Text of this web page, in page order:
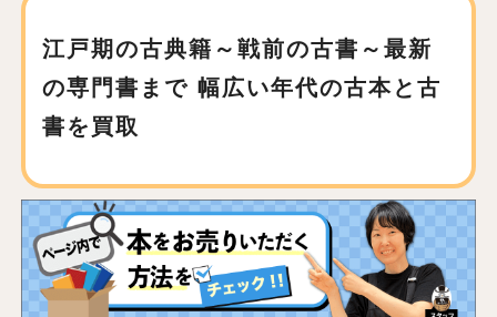
江戸期の古典籍～戦前の古書～最新
の専門書まで 幅広い年代の古本と古
書を買取